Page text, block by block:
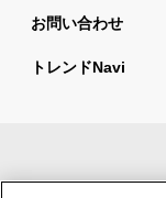
お問い合わせ
トレンドnavi